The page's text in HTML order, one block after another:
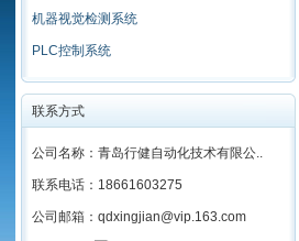
机器视觉检测系统
PLC控制系统
联系方式
公司名称：青岛行健自动化技术有限公..
联系电话：18661603275
公司邮箱：qdxingjian@vip.163.com